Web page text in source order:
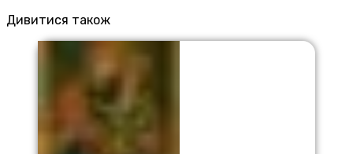
Дивитися також